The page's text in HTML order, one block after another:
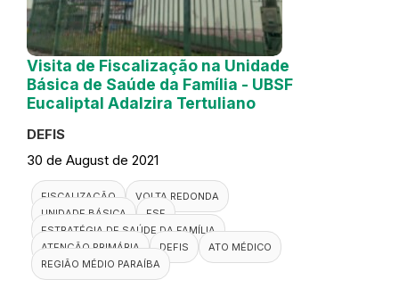
Visita de Fiscalização na Unidade
Básica de Saúde da Família - UBSF
Eucaliptal Adalzira Tertuliano
DEFIS
30 de August de 2021
FISCALIZAÇÃO
VOLTA REDONDA
UNIDADE BÁSICA
ESF
ESTRATÉGIA DE SAÚDE DA FAMÍLIA
ATENÇÃO PRIMÁRIA
DEFIS
ATO MÉDICO
REGIÃO MÉDIO PARAÍBA